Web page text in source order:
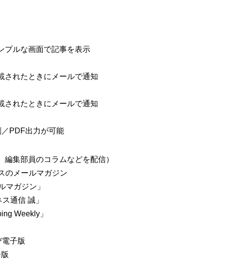
プルな画面で記事を表示
されたときにメールで通知
されたときにメールで通知
PDF出力が可能
集部員のコラムなどを配信）
のメールマガジン
マガジン」
通信 誠」
Weekly」
子版